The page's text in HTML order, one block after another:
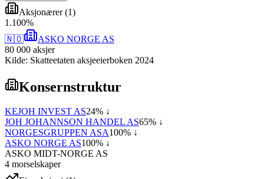
Aksjonærer(1)
1 .100%
🇳🇴
ASKO NORGE AS
80 000 aksjer
Kilde: Skatteetaten aksjeeierboken 2024
Konsernstruktur
KEJOH INVEST AS24% ↓
JOH JOHANNSON HANDEL AS65% ↓
NORGESGRUPPEN ASA100% ↓
ASKO NORGE AS100% ↓
ASKO MIDT-NORGE AS
4 morselskaper